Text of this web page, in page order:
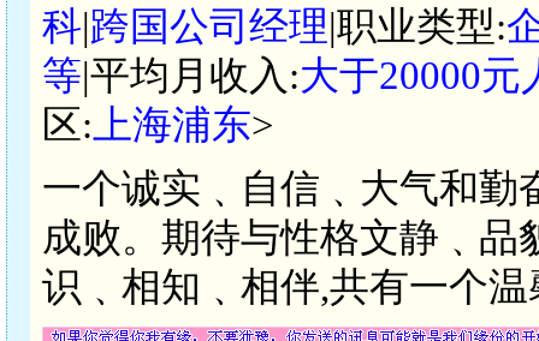
科|跨国公司经理|职业类型:
等|平均月收入:大于20000元
区: 上海浦东>
一个诚实﹑自信﹑大气和勤
成败。期待与性格文静﹑
识﹑相知﹑相伴,共有一个